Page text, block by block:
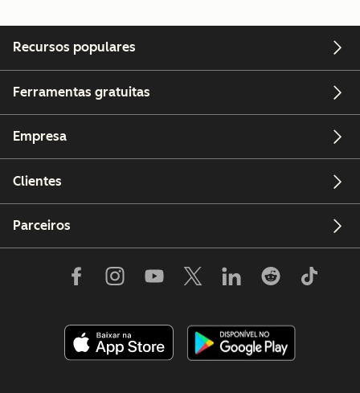
Recursos populares
Ferramentas gratuitas
Empresa
Clientes
Parceiros